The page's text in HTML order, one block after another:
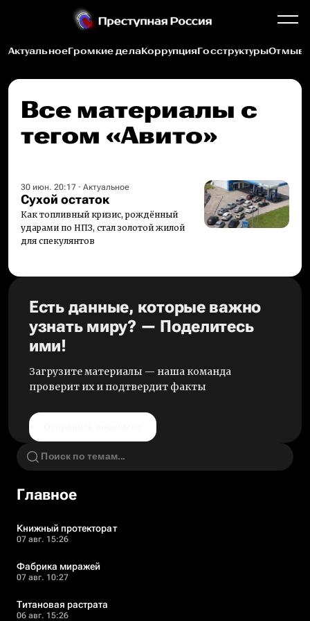
АктуальноеГромкие делаКоррупцияГосструктуры
Все материалы c
тегом «Авито»
30 июн. 20:17 · Актуальное
Сухой остаток
Как топливный кризис, рождённый
ударами по НПЗ, стал золотой жилой
для спекулянтов
Есть данные, которые важно
узнать миру? — Поделитесь
ими!
Загрузите материалы — наша команда
проверит их и подтвердит факты
Главное
Книжный протекторат
07 авг. 15:26
Фабрика миражей
07 авг. 10:27
Титановая растрата
06 авг. 15:26